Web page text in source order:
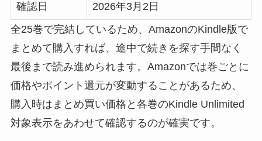
確認日
2026年3月2日
全25巻で完結しているため、AmazonのKindle版で
まとめて購入すれば、途中で続きを探す手間なく
最後まで読み進められます。Amazonでは巻ごとに
価格やポイント還元が変動することがあるため、
購入時はまとめ買い価格と各巻のKindle Unlimited
対象表示をあわせて確認するのが確実です。